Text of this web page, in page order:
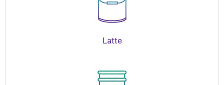
Latte